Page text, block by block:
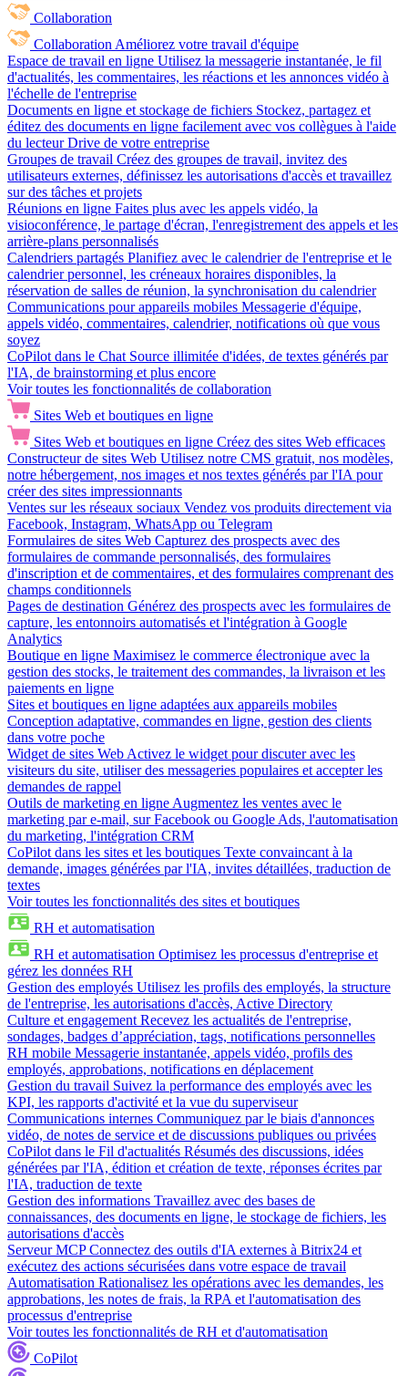
Collaboration
Collaboration Améliorez votre travail d'équipe
Espace de travail en ligne Utilisez la messagerie instantanée, le fil
d'actualités, les commentaires, les réactions et les annonces vidéo à
l'échelle de l'entreprise
Documents en ligne et stockage de fichiers Stockez, partagez et
éditez des documents en ligne facilement avec vos collègues à l'aide
du lecteur Drive de votre entreprise
Groupes de travail Créez des groupes de travail, invitez des
utilisateurs externes, définissez les autorisations d'accès et travaillez
sur des tâches et projets
Réunions en ligne Faites plus avec les appels vidéo, la
visioconférence, le partage d'écran, l'enregistrement des appels et les
arrière-plans personnalisés
Calendriers partagés Planifiez avec le calendrier de l'entreprise et le
calendrier personnel, les créneaux horaires disponibles, la
réservation de salles de réunion, la synchronisation du calendrier
Communications pour appareils mobiles Messagerie d'équipe,
appels vidéo, commentaires, calendrier, notifications où que vous
soyez
CoPilot dans le Chat Source illimitée d'idées, de textes générés par
l'IA, de brainstorming et plus encore
Voir toutes les fonctionnalités de collaboration
Sites Web et boutiques en ligne
Sites Web et boutiques en ligne Créez des sites Web efficaces
Constructeur de sites Web Utilisez notre CMS gratuit, nos modèles,
notre hébergement, nos images et nos textes générés par l'IA pour
créer des sites impressionnants
Ventes sur les réseaux sociaux Vendez vos produits directement via
Facebook, Instagram, WhatsApp ou Telegram
Formulaires de sites Web Capturez des prospects avec des
formulaires de commande personnalisés, des formulaires
d'inscription et de commentaires, et des formulaires comprenant des
champs conditionnels
Pages de destination Générez des prospects avec les formulaires de
capture, les entonnoirs automatisés et l'intégration à Google
Analytics
Boutique en ligne Maximisez le commerce électronique avec la
gestion des stocks, le traitement des commandes, la livraison et les
paiements en ligne
Sites et boutiques en ligne adaptées aux appareils mobiles
Conception adaptative, commandes en ligne, gestion des clients
dans votre poche
Widget de sites Web Activez le widget pour discuter avec les
visiteurs du site, utiliser des messageries populaires et accepter les
demandes de rappel
Outils de marketing en ligne Augmentez les ventes avec le
marketing par e-mail, sur Facebook ou Google Ads, l'automatisation
du marketing, l'intégration CRM
CoPilot dans les sites et les boutiques Texte convaincant à la
demande, images générées par l'IA, invites détaillées, traduction de
textes
Voir toutes les fonctionnalités des sites et boutiques
RH et automatisation
RH et automatisation Optimisez les processus d'entreprise et
gérez les données RH
Gestion des employés Utilisez les profils des employés, la structure
de l'entreprise, les autorisations d'accès, Active Directory
Culture et engagement Recevez les actualités de l'entreprise,
sondages, badges d’appréciation, tags, notifications personnelles
RH mobile Messagerie instantanée, appels vidéo, profils des
employés, approbations, notifications en déplacement
Gestion du travail Suivez la performance des employés avec les
KPI, les rapports d'activité et la vue du superviseur
Communications internes Communiquez par le biais d'annonces
vidéo, de notes de service et de discussions publiques ou privées
CoPilot dans le Fil d'actualités Résumés des discussions, idées
générées par l'IA, édition et création de texte, réponses écrites par
l'IA, traduction de texte
Gestion des informations Travaillez avec des bases de
connaissances, des documents en ligne, le stockage de fichiers, les
autorisations d'accès
Serveur MCP Connectez des outils d'IA externes à Bitrix24 et
exécutez des actions sécurisées dans votre espace de travail
Automatisation Rationalisez les opérations avec les demandes, les
approbations, les notes de frais, la RPA et l'automatisation des
processus d'entreprise
Voir toutes les fonctionnalités de RH et d'automatisation
CoPilot